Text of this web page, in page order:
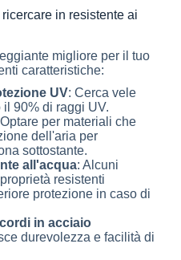
in resistente ai
migliore per il tuo
caratteristiche:
UV: Cerca vele
90% di raggi UV.
per materiali che
dell'aria per
sottostante.
all'acqua: Alcuni
resistenti
protezione in caso di
in acciaio
durevolezza e facilità di